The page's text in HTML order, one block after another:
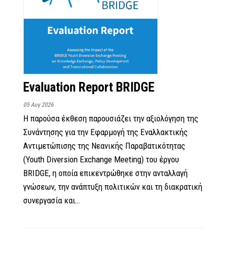
Evaluation Report BRIDGE
05 Αυγ 2026
Η παρούσα έκθεση παρουσιάζει την αξιολόγηση της
Συνάντησης για την Εφαρμογή της Εναλλακτικής
Αντιμετώπισης της Νεανικής Παραβατικότητας
(Youth Diversion Exchange Meeting) του έργου
BRIDGE, η οποία επικεντρώθηκε στην ανταλλαγή
γνώσεων, την ανάπτυξη πολιτικών και τη διακρατική
συνεργασία και…